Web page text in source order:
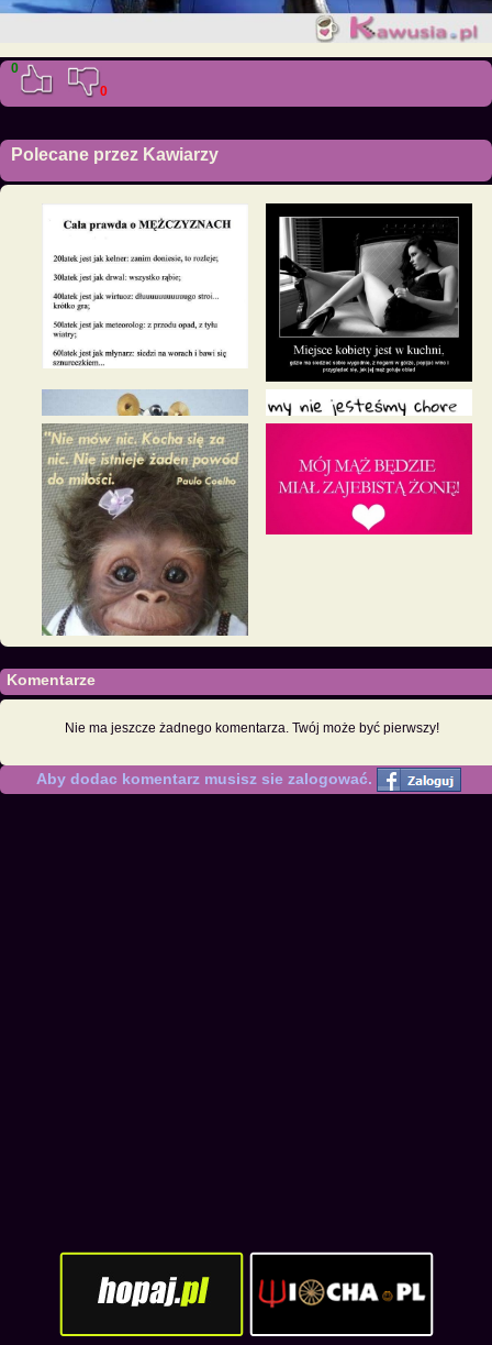
0
0
Polecane przez Kawiarzy
Komentarze
Nie ma jeszcze żadnego komentarza. Twój może być pierwszy!
Aby dodac komentarz musisz sie zalogować.